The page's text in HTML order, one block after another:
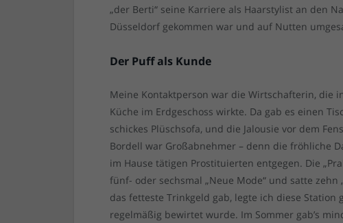
„der Berti“ seine Karriere als Haarstylist an den
Düsseldorf gekommen war und auf Nutten
Der Puff als Kunde
Meine Kontaktperson war die Wirtschafterin, die
Küche im Erdgeschoss wirkte. Da gab es einen
schickes Plüschsofa, und die Jalousie vor dem
Bordell war Großabnehmer – denn die fröhliche
im Hause tätigen Prostituierten entgegen. Die
fünf- oder sechsmal „Neue Mode“ und satte zehn
das fetteste Trinkgeld gab, legte ich diese
regelmäßig bewirtet wurde. Im Sommer gab’s